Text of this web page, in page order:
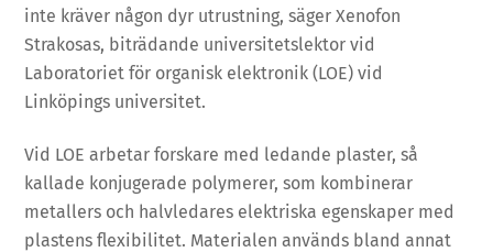
inte kräver någon dyr utrustning, säger Xenofon
Strakosas, biträdande universitetslektor vid
Laboratoriet för organisk elektronik (LOE) vid
Linköpings universitet.
Vid LOE arbetar forskare med ledande plaster, så
kallade konjugerade polymerer, som kombinerar
metallers och halvledares elektriska egenskaper med
plastens flexibilitet. Materialen används bland annat